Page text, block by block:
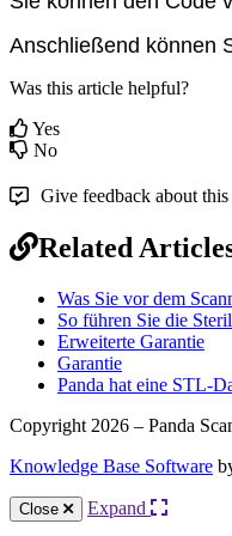
Anschließend können
Was this article helpful?
Yes
No
Give feedback about
Related
Was Sie vor dem
So führen Sie die
Erweiterte Garantie
Garantie
Panda hat eine STL-
Copyright 2026 – Panda
Knowledge Base Software
Close Expand